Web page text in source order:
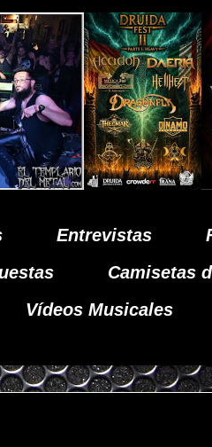
Entrevistas
Camisetas
Vídeos Musicales